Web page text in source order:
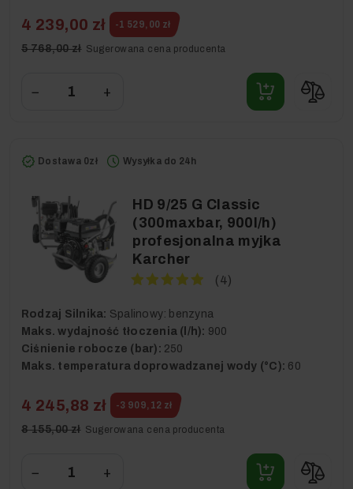
4 239,00 zł -1 529,00 zł
5 768,00 zł Sugerowana cena producenta
− +
Dostawa 0zł Wysyłka do 24h
HD 9/25 G Classic
(300maxbar, 900l/h)
profesjonalna myjka
Karcher
(4)
Rodzaj Silnika: Spalinowy: benzyna
Maks. wydajność tłoczenia (l/h): 900
Ciśnienie robocze (bar): 250
Maks. temperatura doprowadzanej wody (°C): 60
4 245,88 zł -3 909,12 zł
8 155,00 zł Sugerowana cena producenta
− +